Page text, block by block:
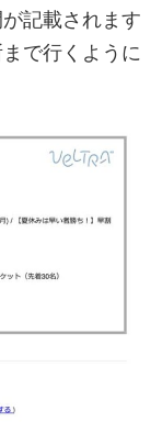
記載されます
で行くように